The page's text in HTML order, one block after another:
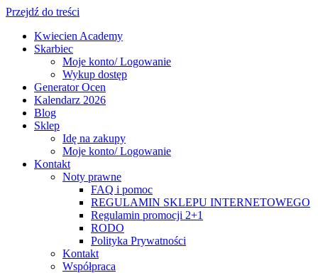
Przejdź do treści
Kwiecien Academy
Skarbiec
Moje konto/ Logowanie
Wykup dostęp
Generator Ocen
Kalendarz 2026
Blog
Sklep
Idę na zakupy
Moje konto/ Logowanie
Kontakt
Noty prawne
FAQ i pomoc
REGULAMIN SKLEPU INTERNETOWEGO
Regulamin promocji 2+1
RODO
Polityka Prywatności
Kontakt
Współpraca